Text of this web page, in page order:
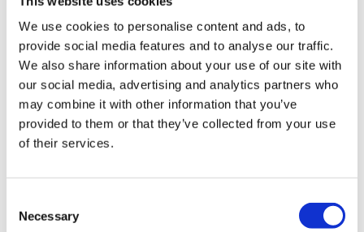
We use cookies to personalise content and ads, to
provide social media features and to analyse our traffic.
We also share information about your use of our site with
our social media, advertising and analytics partners who
may combine it with other information that you’ve
provided to them or that they’ve collected from your use
of their services.
Selection
Necessary
Vragen of persoonlijk
reisadvies?
Een van onze travel designers helpt je graag
verder.
Gratis reisvoorstel aanvragen
Bel ons op 030 237 30 20